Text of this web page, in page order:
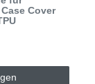
Cover